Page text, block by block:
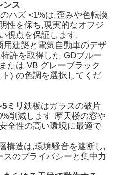
ィルム
ンス
ハズ <1%は,歪みや色転換
性を保ち,現実的なオブジ
視点を保証します.
用建築と電気自動車のデザ
許を取得した GDブルー
たは VB グレーブラック
) の色調を選択してくだ
ミリ鉄板はガラスの破片
削減します 摩天楼の窓や
全性の高い環境に最適で
構造は,環境騒音を遮断し,
のプライバシーと集中力